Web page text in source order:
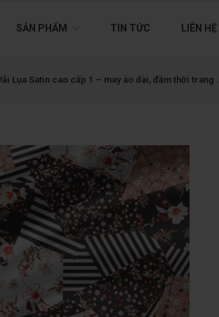
SẢN PHẨM TIN TỨC LIÊN HỆ
Lụa Satin cao cấp 1 – may áo dài, đầm thời trang …